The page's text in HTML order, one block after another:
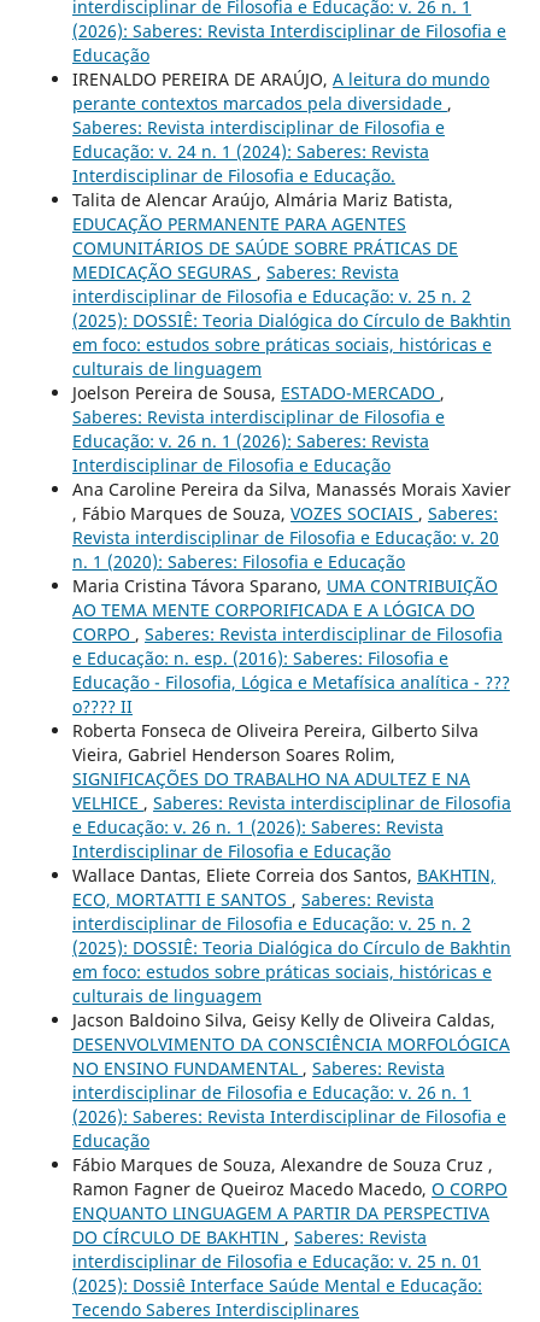
interdisciplinar de Filosofia e Educação: v. 26 n. 1
(2026): Saberes: Revista Interdisciplinar de Filosofia e
Educação
IRENALDO PEREIRA DE ARAÚJO, A leitura do mundo
perante contextos marcados pela diversidade ,
Saberes: Revista interdisciplinar de Filosofia e
Educação: v. 24 n. 1 (2024): Saberes: Revista
Interdisciplinar de Filosofia e Educação.
Talita de Alencar Araújo, Almária Mariz Batista,
EDUCAÇÃO PERMANENTE PARA AGENTES
COMUNITÁRIOS DE SAÚDE SOBRE PRÁTICAS DE
MEDICAÇÃO SEGURAS , Saberes: Revista
interdisciplinar de Filosofia e Educação: v. 25 n. 2
(2025): DOSSIÊ: Teoria Dialógica do Círculo de Bakhtin
em foco: estudos sobre práticas sociais, históricas e
culturais de linguagem
Joelson Pereira de Sousa, ESTADO-MERCADO ,
Saberes: Revista interdisciplinar de Filosofia e
Educação: v. 26 n. 1 (2026): Saberes: Revista
Interdisciplinar de Filosofia e Educação
Ana Caroline Pereira da Silva, Manassés Morais Xavier
, Fábio Marques de Souza, VOZES SOCIAIS , Saberes:
Revista interdisciplinar de Filosofia e Educação: v. 20
n. 1 (2020): Saberes: Filosofia e Educação
Maria Cristina Távora Sparano, UMA CONTRIBUIÇÃO
AO TEMA MENTE CORPORIFICADA E A LÓGICA DO
CORPO , Saberes: Revista interdisciplinar de Filosofia
e Educação: n. esp. (2016): Saberes: Filosofia e
Educação - Filosofia, Lógica e Metafísica analítica - ???
o???? II
Roberta Fonseca de Oliveira Pereira, Gilberto Silva
Vieira, Gabriel Henderson Soares Rolim,
SIGNIFICAÇÕES DO TRABALHO NA ADULTEZ E NA
VELHICE , Saberes: Revista interdisciplinar de Filosofia
e Educação: v. 26 n. 1 (2026): Saberes: Revista
Interdisciplinar de Filosofia e Educação
Wallace Dantas, Eliete Correia dos Santos, BAKHTIN,
ECO, MORTATTI E SANTOS , Saberes: Revista
interdisciplinar de Filosofia e Educação: v. 25 n. 2
(2025): DOSSIÊ: Teoria Dialógica do Círculo de Bakhtin
em foco: estudos sobre práticas sociais, históricas e
culturais de linguagem
Jacson Baldoino Silva, Geisy Kelly de Oliveira Caldas,
DESENVOLVIMENTO DA CONSCIÊNCIA MORFOLÓGICA
NO ENSINO FUNDAMENTAL , Saberes: Revista
interdisciplinar de Filosofia e Educação: v. 26 n. 1
(2026): Saberes: Revista Interdisciplinar de Filosofia e
Educação
Fábio Marques de Souza, Alexandre de Souza Cruz ,
Ramon Fagner de Queiroz Macedo Macedo, O CORPO
ENQUANTO LINGUAGEM A PARTIR DA PERSPECTIVA
DO CÍRCULO DE BAKHTIN , Saberes: Revista
interdisciplinar de Filosofia e Educação: v. 25 n. 01
(2025): Dossiê Interface Saúde Mental e Educação:
Tecendo Saberes Interdisciplinares